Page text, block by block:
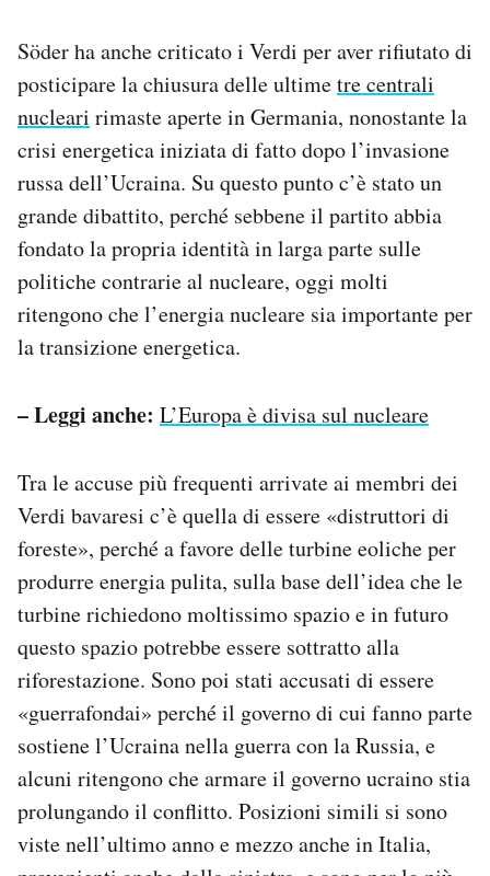
Söder ha anche criticato i Verdi per aver rifiutato di
posticipare la chiusura delle ultimetre centrali
nucleari rimaste aperte in Germania, nonostante la
crisi energetica iniziata di fatto dopo l’invasione
russa dell’Ucraina. Su questo punto c’è stato un
grande dibattito, perché sebbene il partito abbia
fondato la propria identità in larga parte sulle
politiche contrarie al nucleare, oggi molti
ritengono che l’energia nucleare sia importante per
la transizione energetica.
– Leggi anche: L’Europa è divisa sul nucleare
Tra le accuse più frequenti arrivate ai membri dei
Verdi bavaresi c’è quella di essere «distruttori di
foreste», perché a favore delle turbine eoliche per
produrre energia pulita, sulla base dell’idea che le
turbine richiedono moltissimo spazio e in futuro
questo spazio potrebbe essere sottratto alla
riforestazione. Sono poi stati accusati di essere
«guerrafondai» perché il governo di cui fanno parte
sostiene l’Ucraina nella guerra con la Russia, e
alcuni ritengono che armare il governo ucraino stia
prolungando il conflitto. Posizioni simili si sono
viste nell’ultimo anno e mezzo anche in Italia,